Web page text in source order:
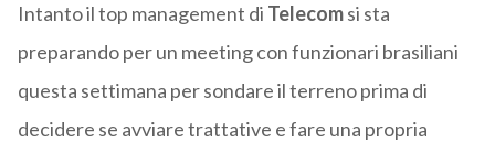
Intanto il top management di Telecomsi sta
preparando per un meeting con funzionari brasiliani
questa settimana per sondare il terreno prima di
decidere se avviare trattative e fare una propria